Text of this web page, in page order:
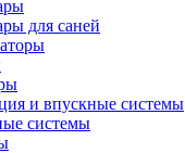
для саней
и впускные системы
системы